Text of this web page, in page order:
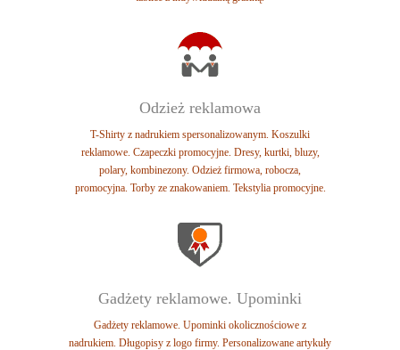
Odzież reklamowa
T-Shirty z nadrukiem spersonalizowanym. Koszulki
reklamowe. Czapeczki promocyjne. Dresy, kurtki, bluzy,
polary, kombinezony. Odzież firmowa, robocza,
promocyjna. Torby ze znakowaniem. Tekstylia promocyjne.
Gadżety reklamowe. Upominki
Gadżety reklamowe. Upominki okolicznościowe z
nadrukiem. Długopisy z logo firmy. Personalizowane artykuły